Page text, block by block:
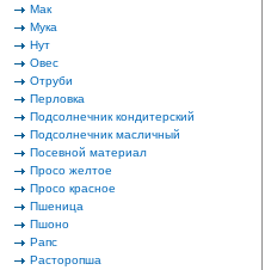
Мак
Мука
Нут
Овес
Отруби
Перловка
Подсолнечник кондитерский
Подсолнечник масличный
Посевной материал
Просо желтое
Просо красное
Пшеница
Пшоно
Рапс
Расторопша